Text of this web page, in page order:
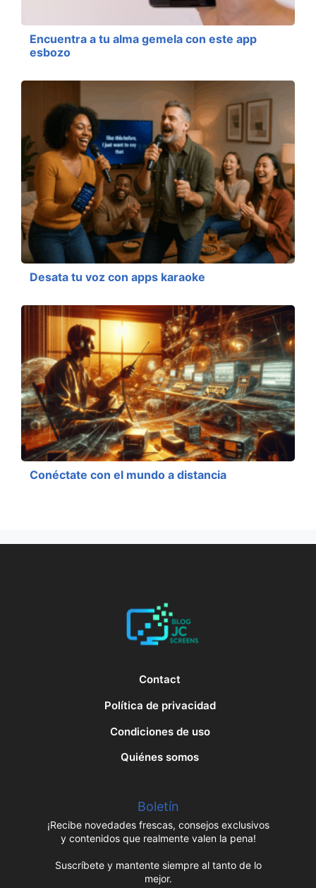
Encuentra a tu alma gemela con este app
esbozo
Desata tu voz con apps karaoke
Conéctate con el mundo a distancia
Contact
Política de privacidad
Condiciones de uso
Quiénes somos
Boletín
¡Recibe novedades frescas, consejos exclusivos
y contenidos que realmente valen la pena!
Suscríbete y mantente siempre al tanto de lo
mejor.